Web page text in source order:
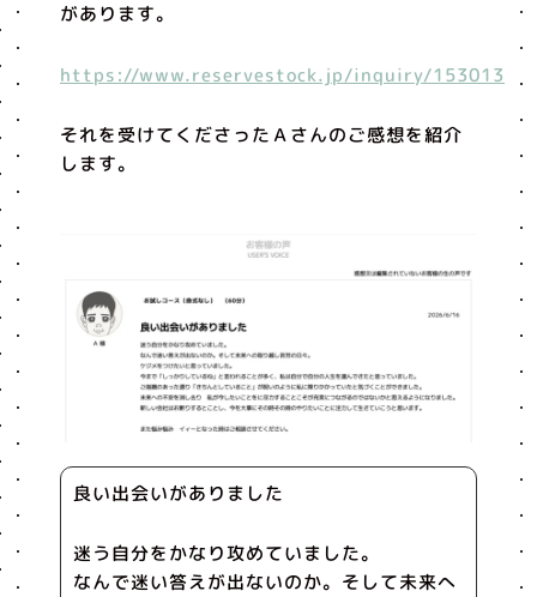
があります。
https://www.reservestock.jp/inquiry/153013
それを受けてくださったＡさんのご感想を紹介
します。
良い出会いがありました
迷う自分をかなり攻めていました。
なんで迷い答えが出ないのか。そして未来へ